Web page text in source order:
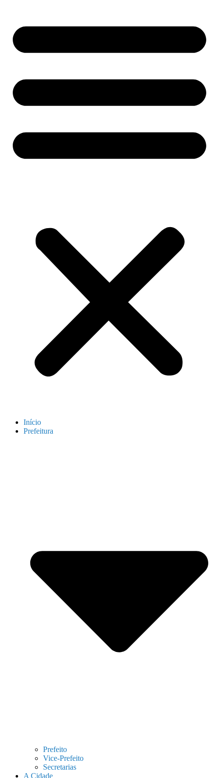
Início
Prefeitura
Prefeito
Vice-Prefeito
Secretarias
A Cidade